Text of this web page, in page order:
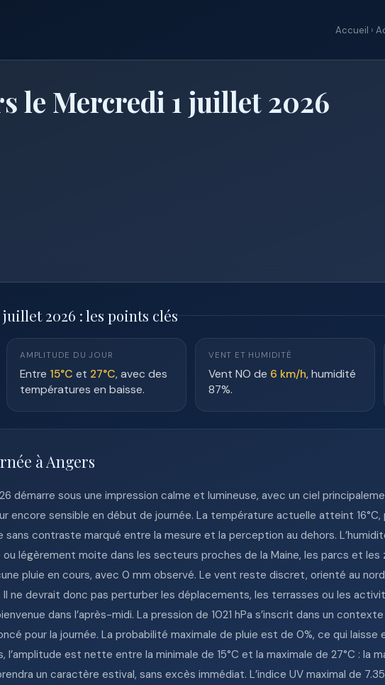
Accueil ›
le Mercredi 1 juillet 2026
2026 : les points clés
AMPLITUDE DU JOUR
Entre 15°C et 27°C, avec des
températures en baisse.
VENT ET HUMIDITÉ
Vent NO de 6 km/h, humidité
87%.
à Angers
démarre sous une impression calme et lumineuse, avec un ciel
encore sensible en début de journée. La température actuelle atteint
sans contraste marqué entre la mesure et la perception au dehors.
légèrement moite dans les secteurs proches de la Maine, les parcs et les
pluie en cours, avec 0 mm observé. Le vent reste discret, orienté au
Il ne devrait donc pas perturber les déplacements, les terrasses ou les
dans l’après-midi. La pression de 1021 hPa s’inscrit dans un
pour la journée. La probabilité maximale de pluie est de 0%, ce qui laisse
est nette entre la minimale de 15°C et la maximale de 27°C : la
un caractère estival, sans excès immédiat. L’indice UV maximal de